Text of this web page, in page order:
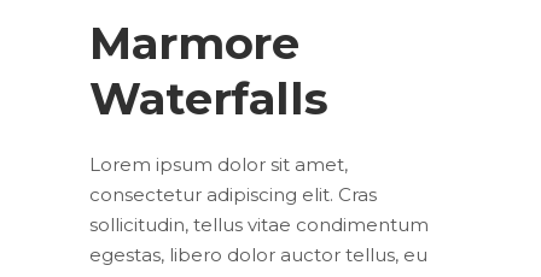
Marmore
Waterfalls
Lorem ipsum dolor sit amet,
consectetur adipiscing elit. Cras
sollicitudin, tellus vitae condimentum
egestas, libero dolor auctor tellus, eu